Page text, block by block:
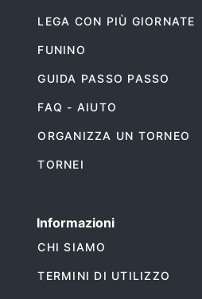
LEGA CON PIÙ GIORNATE
FUNINO
GUIDA PASSO PASSO
FAQ - AIUTO
ORGANIZZA UN TORNEO
TORNEI
Informazioni
CHI SIAMO
TERMINI DI UTILIZZO